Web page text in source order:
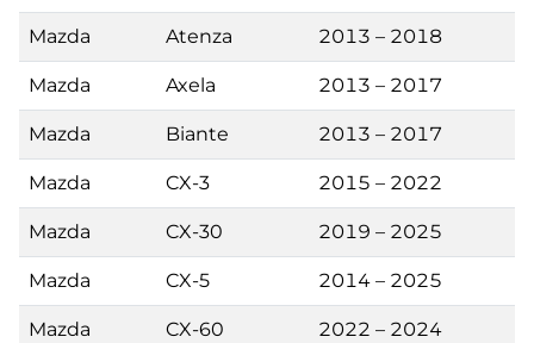
Mazda Atenza 2013 – 2018
Mazda Axela 2013 – 2017
Mazda Biante 2013 – 2017
Mazda CX-3 2015 – 2022
Mazda CX-30 2019 – 2025
Mazda CX-5 2014 – 2025
Mazda CX-60 2022 – 2024